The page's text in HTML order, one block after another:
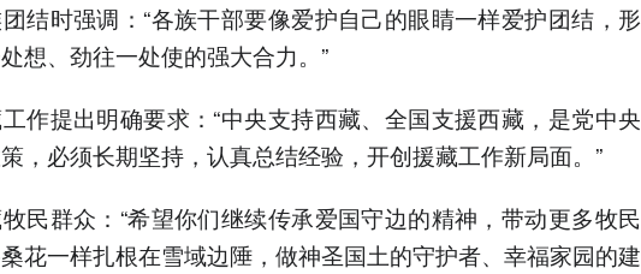
结时强调：“各族干部要像爱护自己的眼睛一样爱护团结，形
想、劲往一处使的强大合力。”
作提出明确要求：“中央支持西藏、全国支援西藏，是党中央
，必须长期坚持，认真总结经验，开创援藏工作新局面。”
民群众：“希望你们继续传承爱国守边的精神，带动更多牧民
花一样扎根在雪域边陲，做神圣国土的守护者、幸福家园的建